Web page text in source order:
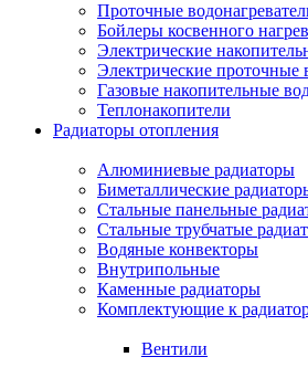
Проточные
Бойлеры косвенного
Электрические
Электрические проточные
Газовые накопительные
Теплонакопители
Радиаторы отопления
Алюминиевые радиаторы
Биметаллические
Стальные панельные
Стальные трубчатые
Водяные конвекторы
Внутрипольные
Каменные радиаторы
Комплектующие к
Вентили